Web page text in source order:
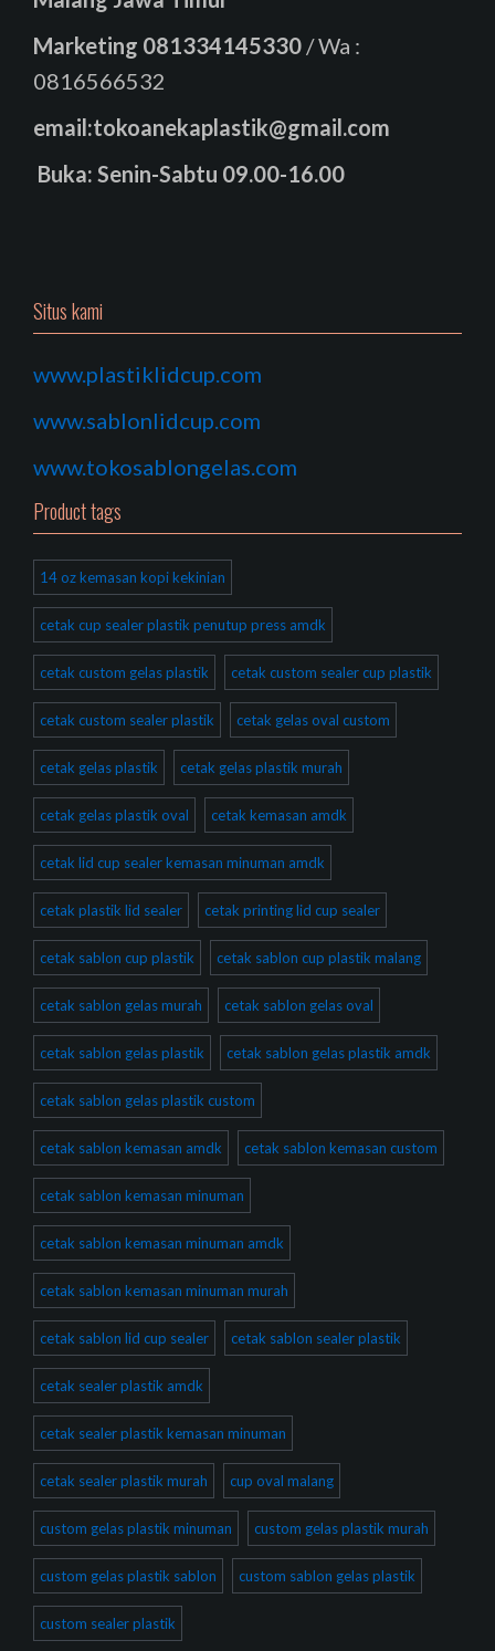
Marketing 081334145330 / Wa :
0816566532
email:tokoanekaplastik@gmail.com
Buka: Senin-Sabtu 09.00-16.00
Situs kami
www.plastiklidcup.com
www.sablonlidcup.com
www.tokosablongelas.com
Product tags
14 oz kemasan kopi kekinian
cetak cup sealer plastik penutup press amdk
cetak custom gelas plastik cetak custom sealer cup plastik
cetak custom sealer plastik cetak gelas oval custom
cetak gelas plastik cetak gelas plastik murah
cetak gelas plastik oval cetak kemasan amdk
cetak lid cup sealer kemasan minuman amdk
cetak plastik lid sealer cetak printing lid cup sealer
cetak sablon cup plastik cetak sablon cup plastik malang
cetak sablon gelas murah cetak sablon gelas oval
cetak sablon gelas plastik cetak sablon gelas plastik amdk
cetak sablon gelas plastik custom
cetak sablon kemasan amdk cetak sablon kemasan custom
cetak sablon kemasan minuman
cetak sablon kemasan minuman amdk
cetak sablon kemasan minuman murah
cetak sablon lid cup sealer cetak sablon sealer plastik
cetak sealer plastik amdk
cetak sealer plastik kemasan minuman
cetak sealer plastik murah cup oval malang
custom gelas plastik minuman custom gelas plastik murah
custom gelas plastik sablon custom sablon gelas plastik
custom sealer plastik